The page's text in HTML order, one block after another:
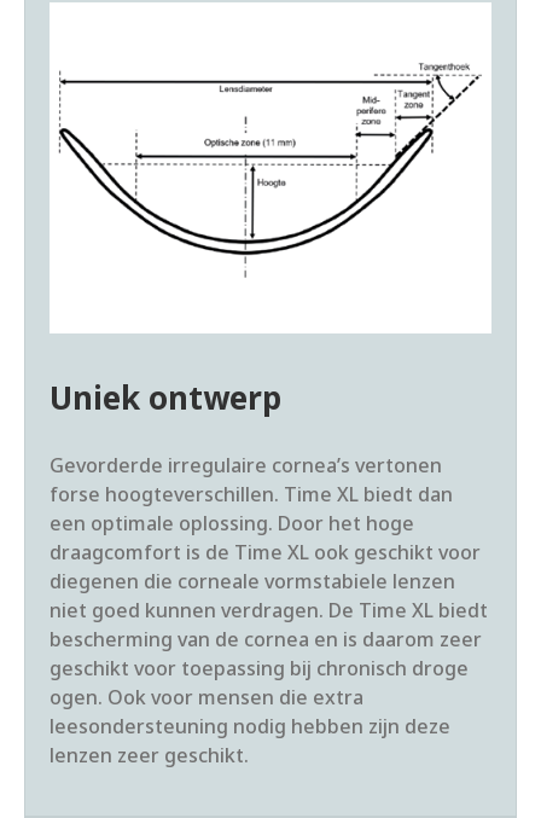
Uniek ontwerp
Gevorderde irregulaire cornea’s vertonen
forse hoogteverschillen. Time XL biedt dan
een optimale oplossing. Door het hoge
draagcomfort is de Time XL ook geschikt voor
diegenen die corneale vormstabiele lenzen
niet goed kunnen verdragen. De Time XL biedt
bescherming van de cornea en is daarom zeer
geschikt voor toepassing bij chronisch droge
ogen. Ook voor mensen die extra
leesondersteuning nodig hebben zijn deze
lenzen zeer geschikt.